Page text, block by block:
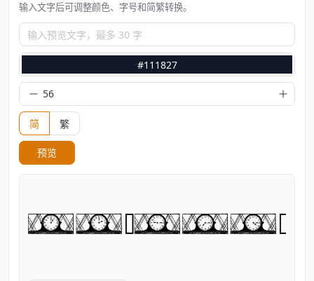
输入文字后可调整颜色、字号和简繁转换。
输入预览文字，最多 30 字
#111827
简 繁
预览